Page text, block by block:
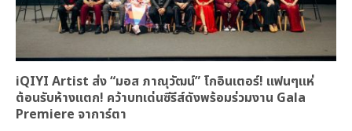
iQIYI Artist ส่ง “มอส ภาณุวัฒน์” โกอินเตอร์! แฟนๆแห่
ต้อนรับห้างแตก! คว้าบทเด่นซีรีส์ดังพร้อมร่วมงาน Gala
Premiere จาการ์ตา